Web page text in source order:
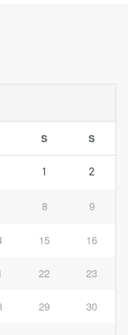
S S
1 2
8 9
15 16
22 23
29 30